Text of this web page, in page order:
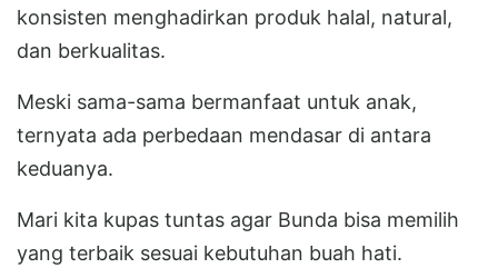
konsisten menghadirkan produk halal, natural,
dan berkualitas.
Meski sama-sama bermanfaat untuk anak,
ternyata ada perbedaan mendasar di antara
keduanya.
Mari kita kupas tuntas agar Bunda bisa memilih
yang terbaik sesuai kebutuhan buah hati.